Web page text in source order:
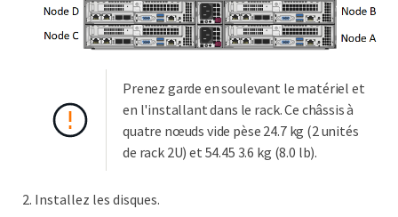
Prenez garde en soulevant le matériel et
en l'installant dans le rack. Ce châssis à
quatre nœuds vide pèse 24.7 kg (2 unités
de rack 2U) et 54.45 3.6 kg (8.0 lb).
Installez les disques.